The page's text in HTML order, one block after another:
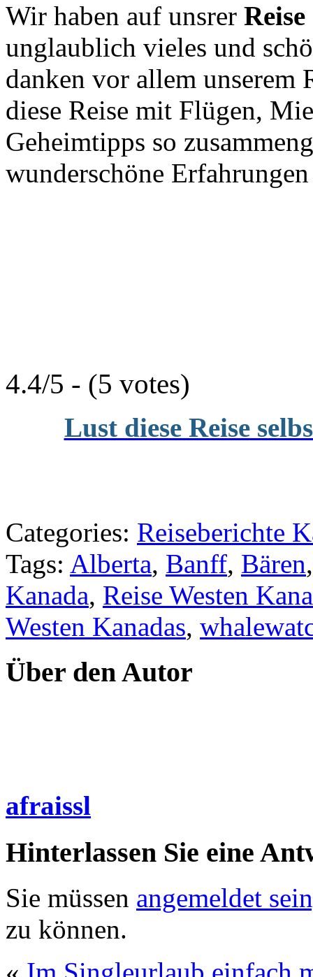
Wir haben auf unsrer
unglaublich vieles und
danken vor allem unserem
diese Reise mit Flügen,
Geheimtipps so
wunderschöne
4.4/5 - (5 votes)
Lust diese Reise
Categories: Reiseberichte
Tags: Alberta, Banff, Bären
Kanada, Reise Westen
Westen Kanadas,
Über den Autor
afraissl
Hinterlassen Sie eine
Sie müssen angemeldet
zu können.